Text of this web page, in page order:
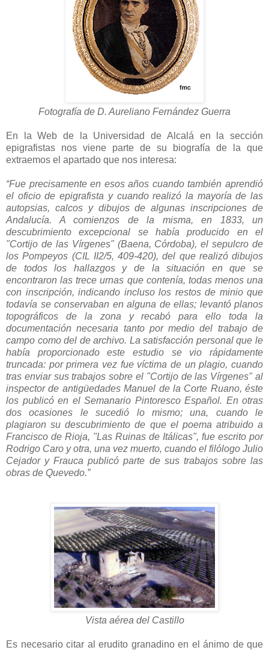
Fotografía de D. Aureliano Fernández Guerra
En la Web de la Universidad de Alcalá en la sección
epigrafistas nos viene parte de su biografía de la que
extraemos el apartado que nos interesa:
“Fue precisamente en esos años cuando también aprendió
el oficio de epigrafista y cuando realizó la mayoría de las
autopsias, calcos y dibujos de algunas inscripciones de
Andalucía. A comienzos de la misma, en 1833, un
descubrimiento excepcional se había producido en el
"Cortijo de las Vírgenes" (Baena, Córdoba), el sepulcro de
los Pompeyos (CIL II2/5, 409-420), del que realizó dibujos
de todos los hallazgos y de la situación en que se
encontraron las trece urnas que contenía, todas menos una
con inscripción, indicando incluso los restos de minio que
todavía se conservaban en alguna de ellas; levantó planos
topográficos de la zona y recabó para ello toda la
documentación necesaria tanto por medio del trabajo de
campo como del de archivo. La satisfacción personal que le
había proporcionado este estudio se vio rápidamente
truncada: por primera vez fue víctima de un plagio, cuando
tras enviar sus trabajos sobre el "Cortijo de las Vírgenes" al
inspector de antigüedades Manuel de la Corte Ruano, éste
los publicó en el Semanario Pintoresco Español. En otras
dos ocasiones le sucedió lo mismo; una, cuando le
plagiaron su descubrimiento de que el poema atribuido a
Francisco de Rioja, "Las Ruinas de Itálicas", fue escrito por
Rodrigo Caro y otra, una vez muerto, cuando el filólogo Julio
Cejador y Frauca publicó parte de sus trabajos sobre las
obras de Quevedo.”
Vista aérea del Castillo
Es necesario citar al erudito granadino en el ánimo de que